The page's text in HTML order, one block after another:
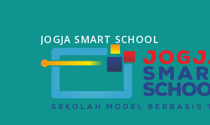
JOGJA SMART SCHOOL